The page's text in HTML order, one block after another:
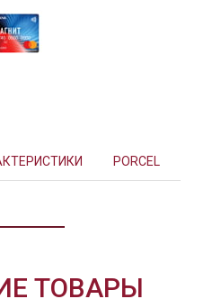
PORCEL
ТОВАРЫ